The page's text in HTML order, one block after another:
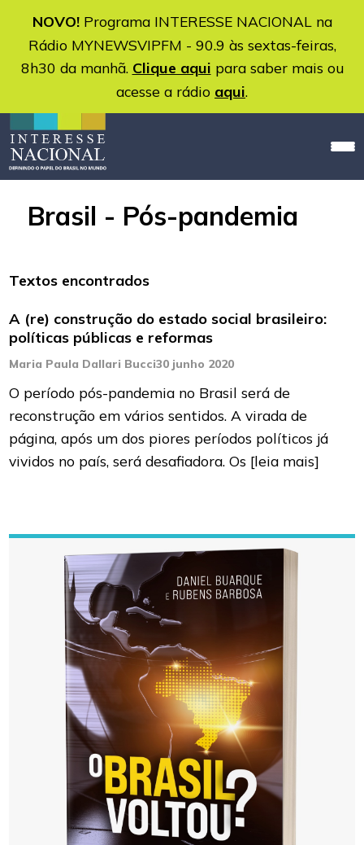
NOVO!Programa INTERESSE NACIONAL na
Rádio MYNEWSVIPFM - 90.9 às sextas-feiras,
8h30 da manhã. Clique aqui para saber mais ou
acesse a rádio aqui.
Brasil - Pós-pandemia
Textos encontrados
A (re) construção do estado social brasileiro:
políticas públicas e reformas
Maria Paula Dallari Bucci30 junho 2020
O período pós-pandemia no Brasil será de
reconstrução em vários sentidos. A virada de
página, após um dos piores períodos políticos já
vividos no país, será desafiadora. Os [leia mais]